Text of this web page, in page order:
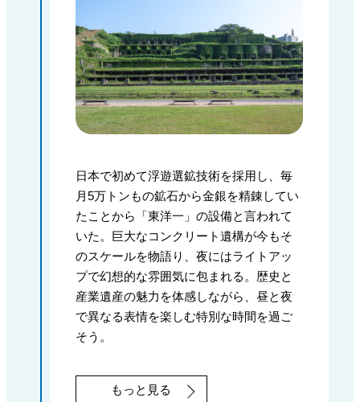
日本で初めて浮遊選鉱技術を採用し、毎
月5万トンもの鉱石から金銀を精錬してい
たことから「東洋一」の設備と言われて
いた。巨大なコンクリート遺構が今もそ
のスケールを物語り、夜にはライトアッ
プで幻想的な雰囲気に包まれる。歴史と
産業遺産の魅力を体感しながら、昼と夜
で異なる表情を楽しむ特別な時間を過ご
そう。
もっと見る